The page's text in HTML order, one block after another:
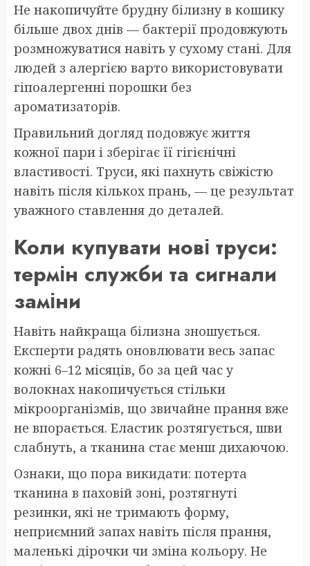
Не накопичуйте брудну білизну в кошику
більше двох днів — бактерії продовжують
розмножуватися навіть у сухому стані. Для
людей з алергією варто використовувати
гіпоалергенні порошки без
ароматизаторів.
Правильний догляд подовжує життя
кожної пари і зберігає її гігієнічні
властивості. Труси, які пахнуть свіжістю
навіть після кількох прань, — це результат
уважного ставлення до деталей.
Коли купувати нові труси:
термін служби та сигнали
заміни
Навіть найкраща білизна зношується.
Експерти радять оновлювати весь запас
кожні 6–12 місяців, бо за цей час у
волокнах накопичується стільки
мікроорганізмів, що звичайне прання вже
не впорається. Еластик розтягується, шви
слабнуть, а тканина стає менш дихаючою.
Ознаки, що пора викидати: потерта
тканина в паховій зоні, розтягнуті
резинки, які не тримають форму,
неприємний запах навіть після прання,
маленькі дірочки чи зміна кольору. Не